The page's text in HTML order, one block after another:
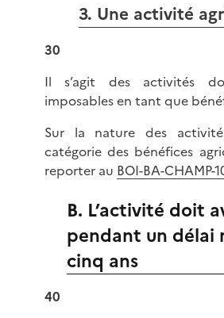
3. Une activité
30
Il s’agit des activités
imposables en tant que
Sur la nature des
catégorie des bénéfices
reporter au BOI-BA-CHAMP-
B. L’activité doit
pendant un délai
cinq ans
40